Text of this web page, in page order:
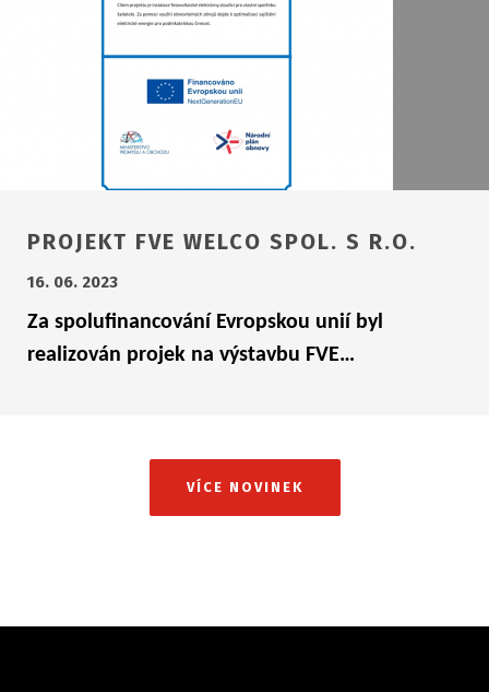
PROJEKT FVE WELCO SPOL. S R.O.
16. 06. 2023
Za spolufinancování Evropskou unií byl
realizován projek na výstavbu FVE…
VÍCE NOVINEK